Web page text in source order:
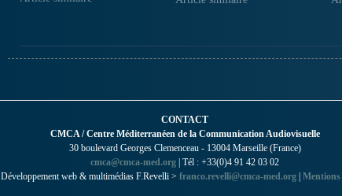
d’hommes est invité…
CONTACT
CMCA / Centre Méditerranéen de la Communication Audiovisuelle
30 boulevard Georges Clemenceau - 13004 Marseille (France)
cmca@cmca-med.org | Tél : +33(0)4 91 42 03 02
Développement web & multimédias F.Revelli > franco.revelli@cmca-med.org | Mentions